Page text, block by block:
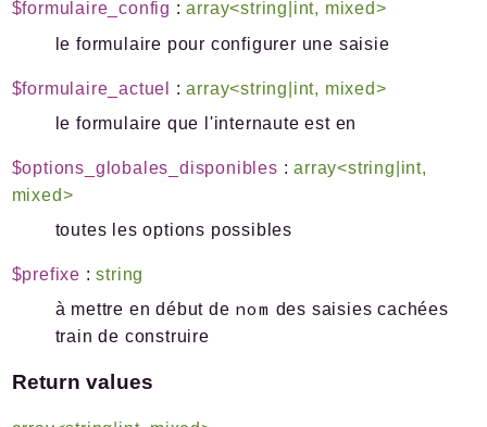
$formulaire_config :array<string|int, mixed>
le formulaire pour configurer une saisie
$formulaire_actuel :array<string|int, mixed>
le formulaire que l'internaute est en
$options_globales_disponibles :array<string|int,
mixed>
toutes les options possibles
$prefixe :string
à mettre en début de nom des saisies cachées
train de construire
Return values